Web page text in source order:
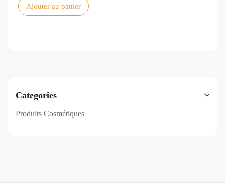
Categories
Produits Cosmétiques
Ajouter au panier